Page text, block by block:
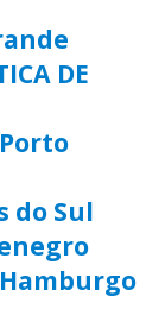
DE
do Sul